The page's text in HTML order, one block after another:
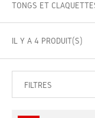
TONGS ET
IL Y A 4 PRODUIT(S)
FILTRES